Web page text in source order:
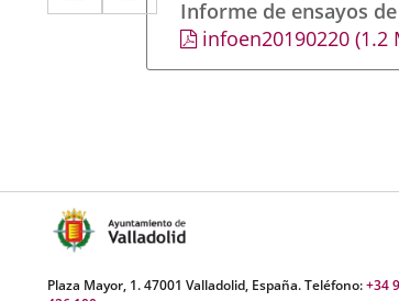
aplicación
externa.
aplicación
externa.
a
Informe de ensayos de
infoen20190220(1.2
Plaza Mayor, 1. 47001 Valladolid, España. Teléfono:+34